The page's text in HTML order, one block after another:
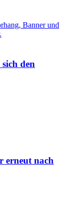
den
erneut nach